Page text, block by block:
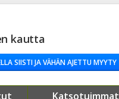
kautta
SIISTI JA VÄHÄN AJETTU MYYTY
Katsotuimmat